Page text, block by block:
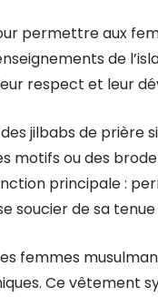
permettre aux
de
respect et leur
jilbabs de prière
motifs ou des
principale :
soucier de sa
femmes
Ce vêtement